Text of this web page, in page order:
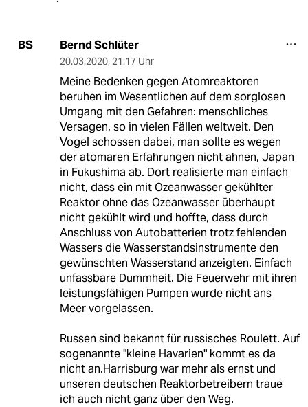
BS Bernd Schlüter
20.03.2020, 21:17 Uhr
Meine Bedenken gegen Atomreaktoren
beruhen im Wesentlichen auf dem sorglosen
Umgang mit den Gefahren: menschliches
Versagen, so in vielen Fällen weltweit. Den
Vogel schossen dabei, man sollte es wegen
der atomaren Erfahrungen nicht ahnen, Japan
in Fukushima ab. Dort realisierte man einfach
nicht, dass ein mit Ozeanwasser gekühlter
Reaktor ohne das Ozeanwasser überhaupt
nicht gekühlt wird und hoffte, dass durch
Anschluss von Autobatterien trotz fehlenden
Wassers die Wasserstandsinstrumente den
gewünschten Wasserstand anzeigten. Einfach
unfassbare Dummheit. Die Feuerwehr mit ihren
leistungsfähigen Pumpen wurde nicht ans
Meer vorgelassen.
Russen sind bekannt für russisches Roulett. Auf
sogenannte "kleine Havarien" kommt es da
nicht an.Harrisburg war mehr als ernst und
unseren deutschen Reaktorbetreibern traue
ich auch nicht ganz über den Weg.